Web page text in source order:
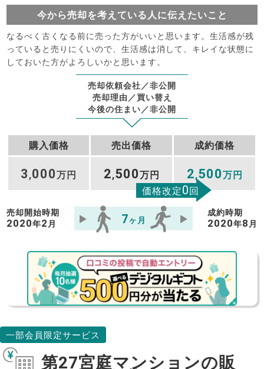
今から売却を考えている人に伝えたいこと
なるべく古くなる前に売った方がいいと思います。生活感が残
っていると売りにくいので、生活感は消して、キレイな状態に
しておいた方がよろしいかと思います。
売却依頼会社／非公開
売却理由／買い替え
今後の住まい／非公開
購入価格 売出価格 成約価格
3 ,000万円 2,500万円 2,500万円
価格改定0回
売却開始時期
2020年2 月 7ヶ月
成約時期
2020年8 月
一部会員限定サービス
第27宮庭マンションの販